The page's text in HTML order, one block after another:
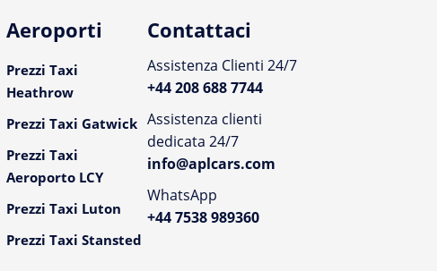
Aeroporti
Prezzi Taxi
Heathrow
Prezzi Taxi Gatwick
Prezzi Taxi
Aeroporto LCY
Prezzi Taxi Luton
Prezzi Taxi Stansted
Contattaci
Assistenza Clienti 24/7
+44 208 688 7744
Assistenza clienti
dedicata 24/7
info@aplcars.com
WhatsApp
+44 7538 989360